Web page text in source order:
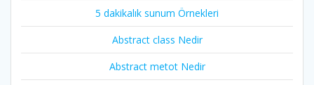
5 dakikalık sunum Örnekleri
Abstract class Nedir
Abstract metot Nedir